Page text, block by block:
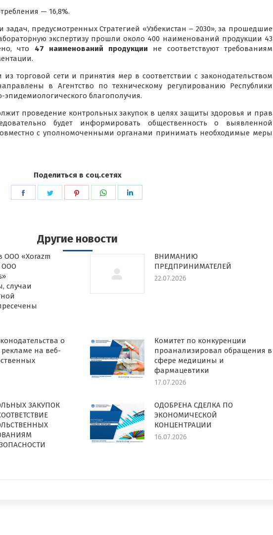
— 16,8%.
задач, предусмотренных Стратегией «Узбекистан – 2030», за прошедшие
экспертизу прошли около 400 наименований продукции 43
что 47 наименований продукции не соответствуют требованиям
торговой сети и принятия мер в соответствии с законодательством
в Агентство по техническому регулированию Республики
эпидемиологического благополучия.
проведение контрольных закупок в целях защиты здоровья и прав
будет информировать общественность о выявленной
с уполномоченными органами принимать необходимые меры
Поделиться в соц.сетях
ПоделитьсяПоделитьсяПоделитьсяПоделиться
Другие новости
ООО «Xorazm
ООО
случаи
ВНИМАНИЮ
ПРЕДПРИНИМАТЕЛЕЙ
22.07.2026
о
на веб-
Комитет по конкуренции
проанализировал обращения в
сфере медицины и
фармацевтики
17.07.2026
ЗАКУПОК
ОДОБРЕНА СДЕЛКА ПО
ЭКОНОМИЧЕСКОЙ
КОНЦЕНТРАЦИИ
16.07.2026